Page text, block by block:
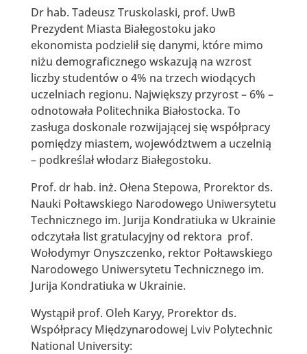
Dr hab. Tadeusz Truskolaski, prof. UwB
Prezydent Miasta Białegostoku jako
ekonomista podzielił się danymi, które mimo
niżu demograficznego wskazują na wzrost
liczby studentów o 4% na trzech wiodących
uczelniach regionu. Największy przyrost – 6% –
odnotowała Politechnika Białostocka. To
zasługa doskonale rozwijającej się współpracy
pomiędzy miastem, województwem a uczelnią
– podkreślał włodarz Białegostoku.
Prof. dr hab. inż. Ołena Stepowa, Prorektor ds.
Nauki Połtawskiego Narodowego Uniwersytetu
Technicznego im. Jurija Kondratiuka w Ukrainie
odczytała list gratulacyjny od rektora prof.
Wołodymyr Onyszczenko, rektor Połtawskiego
Narodowego Uniwersytetu Technicznego im.
Jurija Kondratiuka w Ukrainie.
Wystąpił prof. Oleh Karyy, Prorektor ds.
Współpracy Międzynarodowej Lviv Polytechnic
National University: